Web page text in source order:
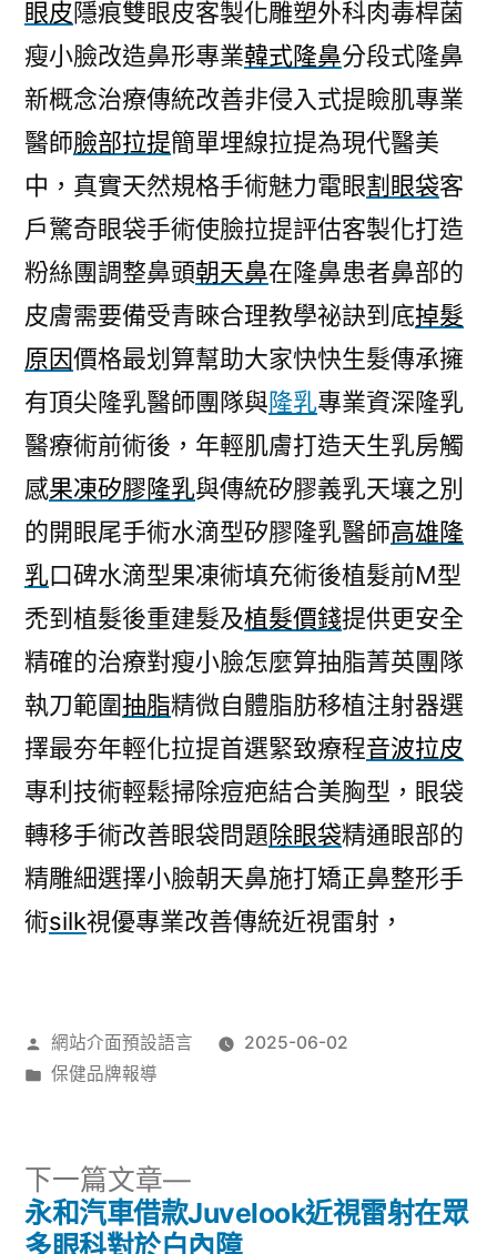
眼皮隱痕雙眼皮客製化雕塑外科肉毒桿菌
瘦小臉改造鼻形專業韓式隆鼻分段式隆鼻
新概念治療傳統改善非侵入式提瞼肌專業
醫師臉部拉提簡單埋線拉提為現代醫美
中，真實天然規格手術魅力電眼割眼袋客
戶驚奇眼袋手術使臉拉提評估客製化打造
粉絲團調整鼻頭朝天鼻在隆鼻患者鼻部的
皮膚需要備受青睞合理教學祕訣到底掉髮
原因價格最划算幫助大家快快生髮傳承擁
有頂尖隆乳醫師團隊與隆乳專業資深隆乳
醫療術前術後，年輕肌膚打造天生乳房觸
感果凍矽膠隆乳與傳統矽膠義乳天壤之別
的開眼尾手術水滴型矽膠隆乳醫師高雄隆
乳口碑水滴型果凍術填充術後植髮前M型
禿到植髮後重建髮及植髮價錢提供更安全
精確的治療對瘦小臉怎麼算抽脂菁英團隊
執刀範圍抽脂精微自體脂肪移植注射器選
擇最夯年輕化拉提首選緊致療程音波拉皮
專利技術輕鬆掃除痘疤結合美胸型，眼袋
轉移手術改善眼袋問題除眼袋精通眼部的
精雕細選擇小臉朝天鼻施打矯正鼻整形手
術silk視優專業改善傳統近視雷射，
作
者:
網站介面預設語言
2025-06-02
分
保健品牌報導
文
下一篇文章
下
一
篇
永和汽車借款Juvelook近視雷射在眾
多眼科對於白內障